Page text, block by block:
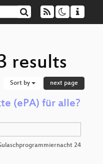
results
Sort by next page
(ePA) für alle?
24